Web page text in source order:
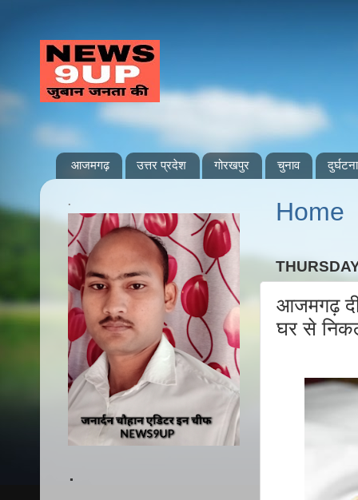
आजमगढ़ उत्तर प्रदेश गोरखपुर चुनाव दुर्घटना
Home
आजमगढ़
घर से
.
.